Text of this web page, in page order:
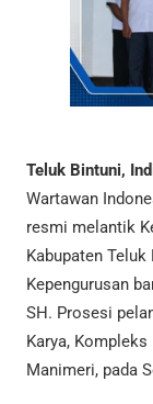
Teluk Bintuni,
Wartawan
resmi melantik
Kabupaten
Kepengurusan
SH. Prosesi
Karya,
Manimeri, pada